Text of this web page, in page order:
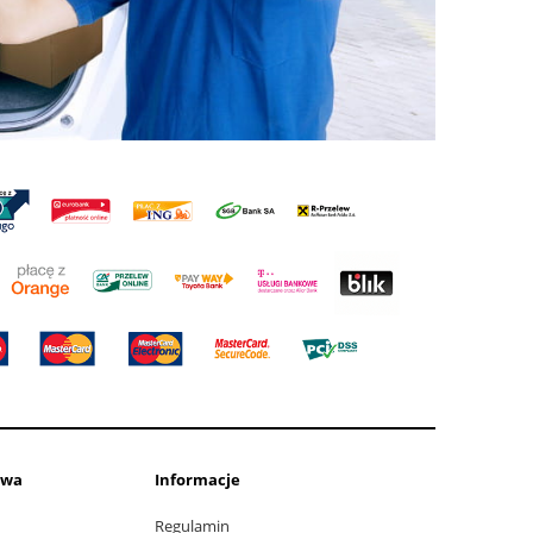
Informacje
Regulamin